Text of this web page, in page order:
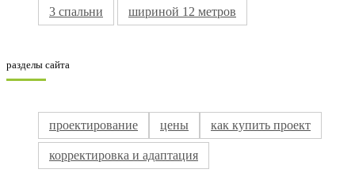
3 спальни шириной 12 метров
разделы сайта
проектирование цены как купить проект
корректировка и адаптация